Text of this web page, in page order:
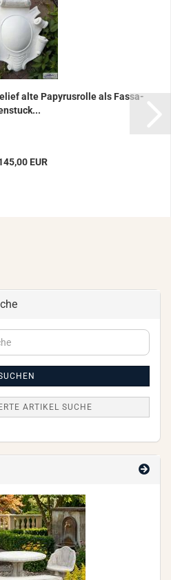
alte Pa­py­rus­rol­le als Fas­sa­
EUR
ARTIKEL SUCHE